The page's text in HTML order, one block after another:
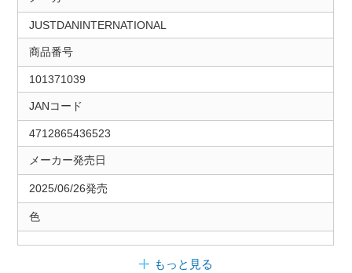
JUSTDANINTERNATIONAL
商品番号
101371039
JANコード
4712865436523
メーカー発売日
2025/06/26発売
色
もっと見る